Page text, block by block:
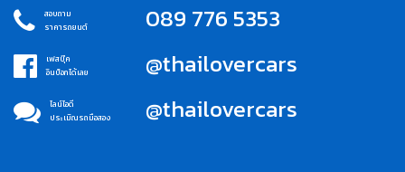
สอบถาม
ราคารถยนต์
089 776 5353
เฟสบุ๊ค
อินบ็อกได้เลย
@thailovercars
ไลน์ไอดี
ประเมิณรถมือสอง
@thailovercars